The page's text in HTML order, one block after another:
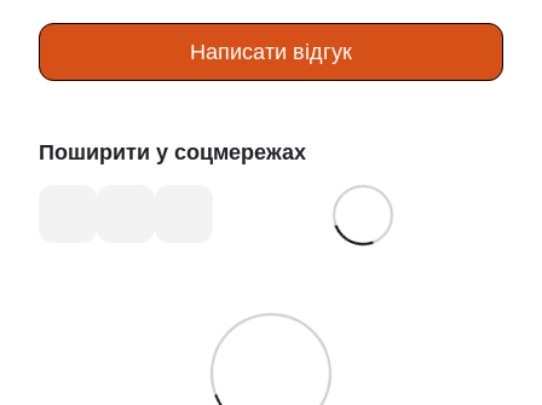
Написати відгук
Поширити у соцмережах